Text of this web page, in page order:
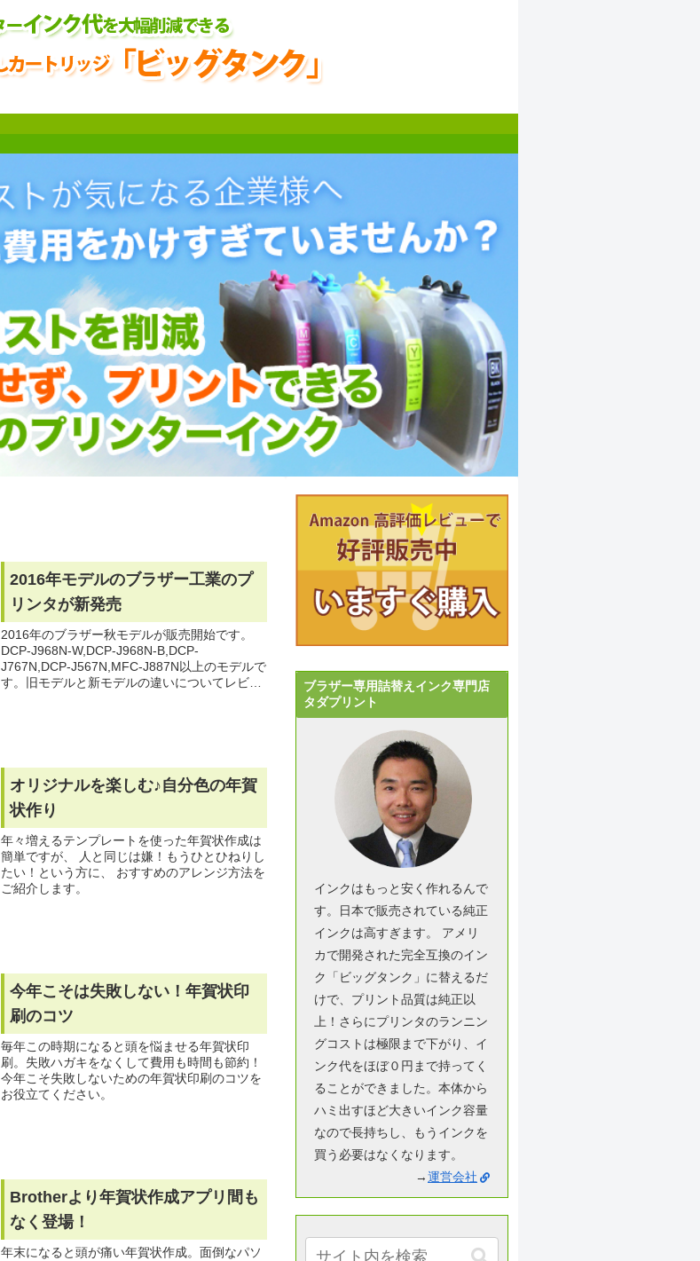
2016年モデルのブラザー工業のプ
リンタが新発売
2016年のブラザー秋モデルが販売開始です。
DCP-J968N-W,DCP-J968N-B,DCP-
J767N,DCP-J567N,MFC-J887N以上のモデルで
す。旧モデルと新モデルの違いについてレビュ
オリジナルを楽しむ♪自分色の年賀
状作り
年々増えるテンプレートを使った年賀状作成は
簡単ですが、 人と同じは嫌！もうひとひねりし
たい！という方に、 おすすめのアレンジ方法を
ご紹介します。
今年こそは失敗しない！年賀状印
刷のコツ
毎年この時期になると頭を悩ませる年賀状印
刷。失敗ハガキをなくして費用も時間も節約！
今年こそ失敗しないための年賀状印刷のコツを
お役立てください。
Brotherより年賀状作成アプリ間も
なく登場！
年末になると頭が痛い年賀状作成。面倒なパソ
ブラザー専用詰替えインク専門店
タダプリント
インクはもっと安く作れるんで
す。日本で販売されている純正
インクは高すぎます。 アメリ
カで開発された完全互換のイン
ク「ビッグタンク」に替えるだ
けで、プリント品質は純正以
上！さらにプリンタのランニン
グコストは極限まで下がり、イ
ンク代をほぼ０円まで持ってく
ることができました。本体から
ハミ出すほど大きいインク容量
なので長持ちし、もうインクを
買う必要はなくなります。
→運営会社